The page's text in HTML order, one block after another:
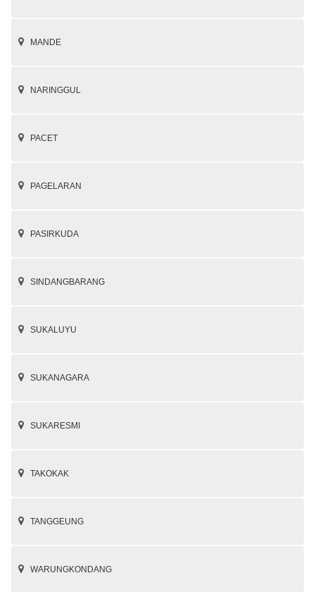
MANDE
NARINGGUL
PACET
PAGELARAN
PASIRKUDA
SINDANGBARANG
SUKALUYU
SUKANAGARA
SUKARESMI
TAKOKAK
TANGGEUNG
WARUNGKONDANG